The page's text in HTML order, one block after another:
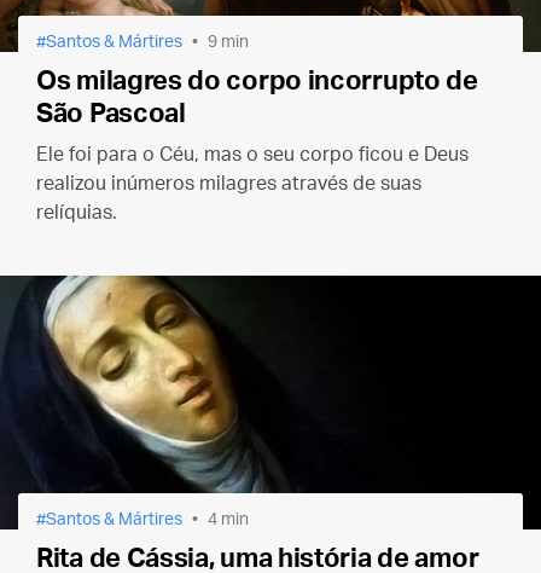
Santos & Mártires 9 min
Os milagres do corpo incorrupto de
São Pascoal
Ele foi para o Céu, mas o seu corpo ficou e Deus
realizou inúmeros milagres através de suas
relíquias.
Santos & Mártires 4 min
Rita de Cássia, uma história de amor